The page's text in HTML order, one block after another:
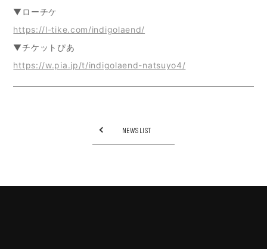
▼ローチケ
https://l-tike.com/indigolaend/
▼チケットぴあ
https://w.pia.jp/t/indigolaend-natsuyo4/
NEWS LIST